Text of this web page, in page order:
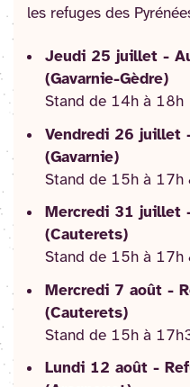
les refuges des
Jeudi 25 juillet -
(Gavarnie-Gèdre)
Stand de 14h à 18h
Vendredi 26 juillet
(Gavarnie)
Stand de 15h à 17h
Mercredi 31 juillet
(Cauterets)
Stand de 15h à 17h
Mercredi 7 août -
(Cauterets)
Stand de 15h à
Lundi 12 août -